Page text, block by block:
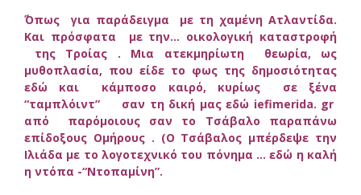
΄Όπως για παράδειγμα με τη χαμένη Ατλαντίδα.
Και πρόσφατα με την… οικολογική καταστροφή
της Τροίας . Μια ατεκμηρίωτη θεωρία, ως
μυθοπλασία, που είδε το φως της δημοσιότητας
εδώ και κάμποσο καιρό, κυρίως σε ξένα
“ταμπλόιντ” σαν τη δική μας εδώ iefimerida. gr
από παρόμοιους σαν το Τσάβαλο παραπάνω
επίδοξους Ομήρους . (Ο Τσάβαλος μπέρδεψε την
Ιλιάδα με το λογοτεχνικό του πόνημα … εδώ η καλή
η ντόπα -“Ντοπαμίνη”.